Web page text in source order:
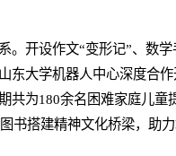
。开设作文“变形记”、数
东大学机器人中心深度合
共为180余名困难家庭儿童
书搭建精神文化桥梁，助